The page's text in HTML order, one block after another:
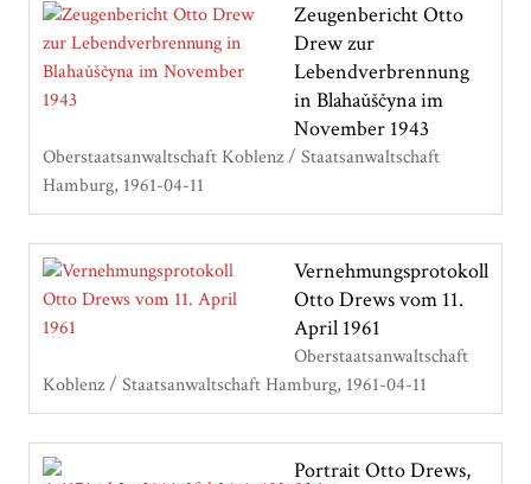
Zeugenbericht Otto
Drew zur
Lebendverbrennung
in Blahaǔščyna im
November 1943
Oberstaatsanwaltschaft Koblenz / Staatsanwaltschaft
Hamburg 1961-04-11
Vernehmungsprotokoll
Otto Drews vom 11.
April 1961
Oberstaatsanwaltschaft
Koblenz / Staatsanwaltschaft Hamburg 1961-04-11
Portrait Otto Drews,